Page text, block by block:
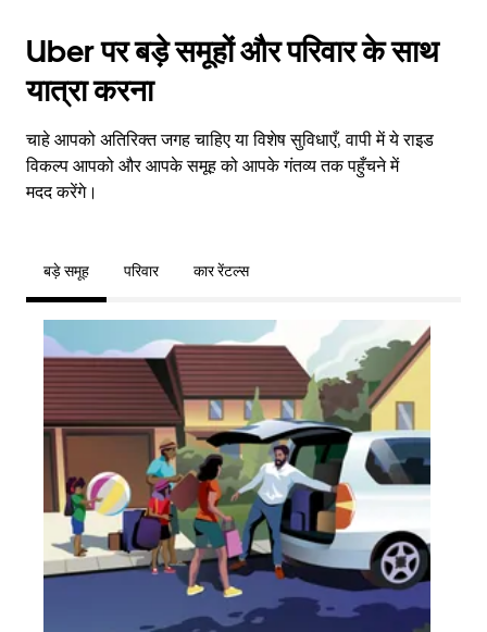
Uber पर बड़े समूहों और परिवार के साथ
यात्रा करना
चाहे आपको अतिरिक्त जगह चाहिए या विशेष सुविधाएँ, वापी में ये राइड
विकल्प आपको और आपके समूह को आपके गंतव्य तक पहुँचने में
मदद करेंगे।
बड़े समूह परिवार कार रेंटल्स